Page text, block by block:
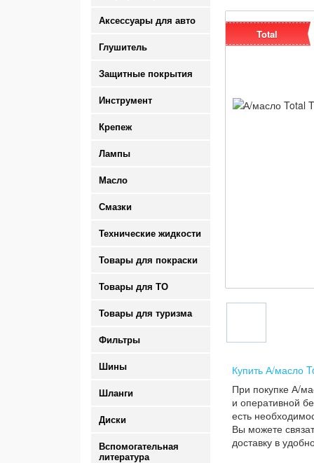
Аксессуары для авто
Глушитель
Защитные покрытия
Инструмент
Крепеж
Лампы
Масло
Смазки
Технические жидкости
Товары для покраски
Товары для ТО
Товары для туризма
Фильтры
Шины
Шланги
Диски
Вспомогательная
литература
Total
Купить А/масло
При покупке А/
и оперативной
есть
Вы можете
доставку в